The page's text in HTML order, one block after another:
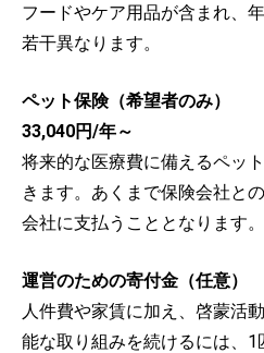
フードやケア用品が含まれ、
若干異なります。
ペット保険（希望者のみ）
33,040円/年～
将来的な医療費に備えるペッ
きます。あくまで保険会社と
会社に支払うこととなります。
運営のための寄付金（任意）
人件費や家賃に加え、啓蒙活
能な取り組みを続けるには、1